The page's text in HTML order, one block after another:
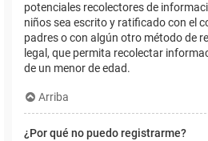
potenciales recolectores de
niños sea escrito y ratificado con el
padres o con algún otro método de
legal, que permita recolectar
de un menor de edad.
Arriba
¿Por qué no puedo registrarme?